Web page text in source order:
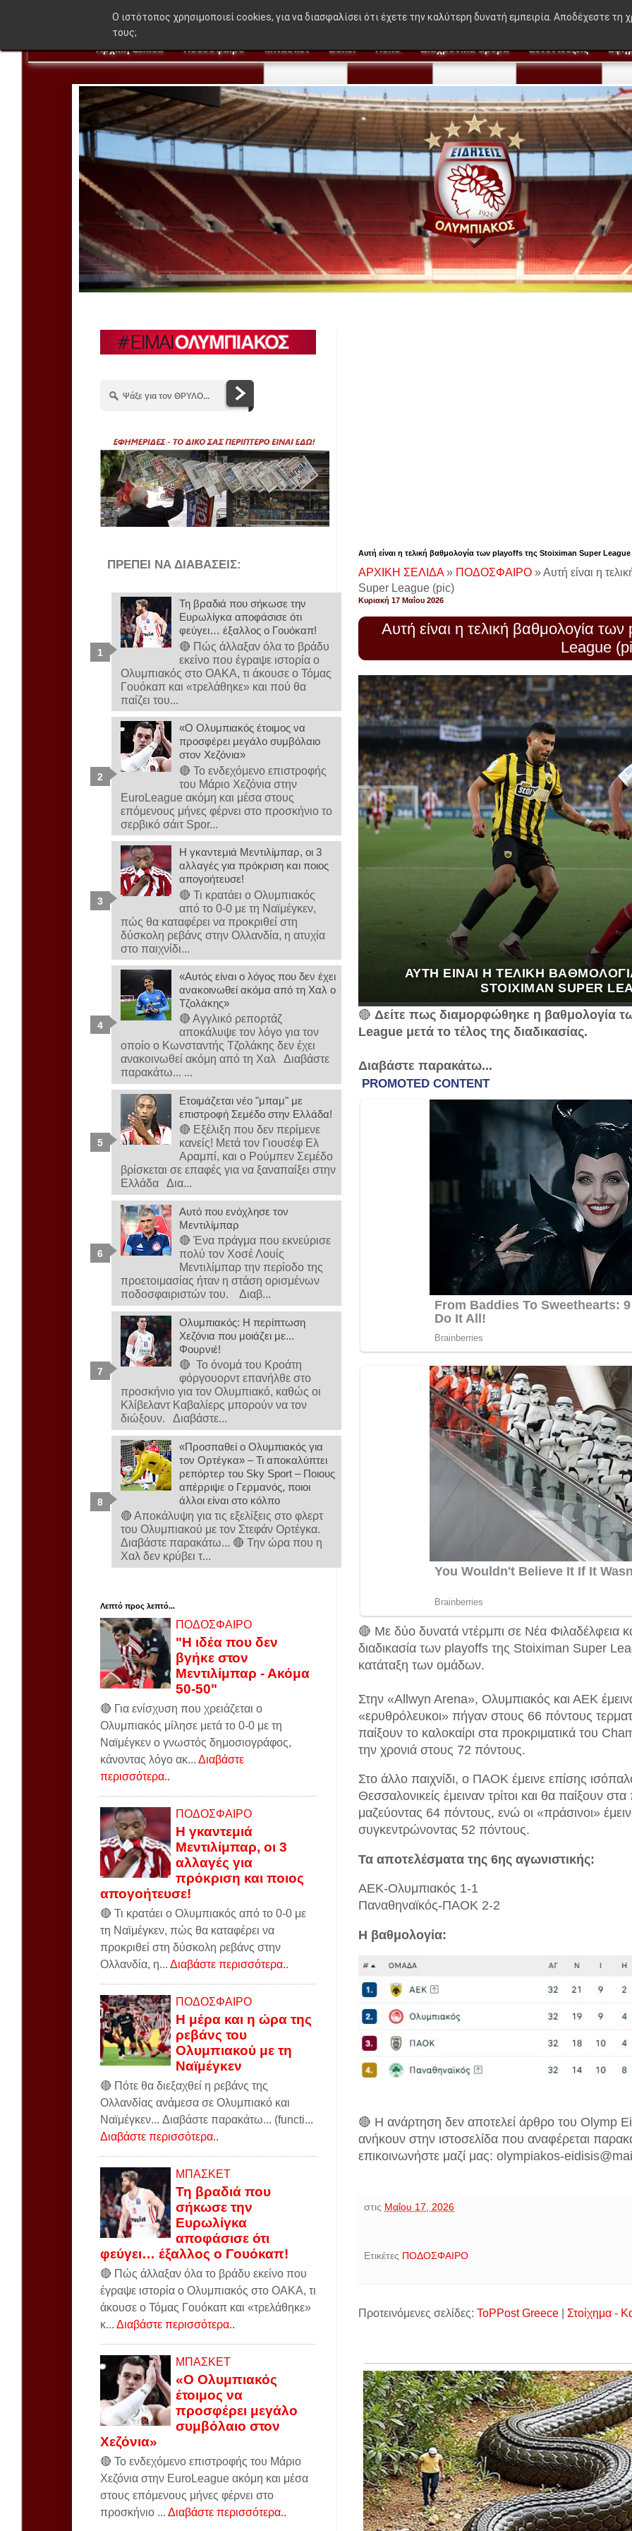
Αρχική Σελίδα Ποδόσφαιρο Μπάσκετ Βόλεϊ Πόλο Διαχρονικά άρθρα Συνεντεύξεις
🔥 BREAKING NEWS: "Η ιδέα που δεν
Αυτή είναι η τελική βαθμολογία των playoffs της Stoiximan Super
ΑΡΧΙΚΗ ΣΕΛΙΔΑ» ΠΟΔΟΣΦΑΙΡΟ »Αυτή είναι η
Super League (pic)
Κυριακή 17 Μαΐου 2026
Αυτή είναι η τελική βαθμολογία
League
ΑΥΤΉ ΕΊΝΑΙ Η ΤΕΛΙΚΉ
STOIXIMAN SUPER
🔴 Δείτε πως διαμορφώθηκε η βαθμολογία
League μετά το τέλος της διαδικασίας.
Διαβάστε παρακάτω...
🔴 Με δύο δυνατά ντέρμπι σε Νέα Φιλαδέλφεια
διαδικασία των playoffs της Stoiximan Super
κατάταξη των ομάδων.
Στην «Αllwyn Arena», Ολυμπιακός και ΑΕΚ
«ερυθρόλευκοι» πήγαν στους 66 πόντους
παίξουν το καλοκαίρι στα προκριματικά του
την χρονιά στους 72 πόντους.
Στο άλλο παιχνίδι, ο ΠΑΟΚ έμεινε επίσης
Θεσσαλονικείς έμειναν τρίτοι και θα παίξουν
μαζεύοντας 64 πόντους, ενώ οι «πράσινοι»
συγκεντρώνοντας 52 πόντους.
Τα αποτελέσματα της 6ης αγωνιστικής:
ΑΕΚ-Ολυμπιακός 1-1
Παναθηναϊκός-ΠΑΟΚ 2-2
Η βαθμολογία:
🔴 Η ανάρτηση δεν αποτελεί άρθρο του Olymp
ανήκουν στην ιστοσελίδα που αναφέρεται
επικοινωνήστε μαζί μας: olympiakos-
στις Μαΐου 17, 2026
Ετικέτες ΠΟΔΟΣΦΑΙΡΟ
Προτεινόμενες σελίδες: ToPPost Greece Στοίχημα -
ΠΡΕΠΕΙ ΝΑ ΔΙΑΒΑΣΕΙΣ:
Τη βραδιά που σήκωσε την
Ευρωλίγκα αποφάσισε ότι
φεύγει… έξαλλος ο Γουόκαπ!
🔴 Πώς άλλαξαν όλα το βράδυ
εκείνο που έγραψε ιστορία ο
Ολυμπιακός στο ΟΑΚΑ, τι άκουσε ο Τόμας
Γουόκαπ και «τρελάθηκε» και πού θα
παίζει του...
«Ο Ολυμπιακός έτοιμος να
προσφέρει μεγάλο συμβόλαιο
στον Χεζόνια»
🔴 Το ενδεχόμενο επιστροφής
του Μάριο Χεζόνια στην
EuroLeague ακόμη και μέσα στους
επόμενους μήνες φέρνει στο προσκήνιο το
σερβικό σάιτ Spor...
Η γκαντεμιά Μεντιλίμπαρ, οι 3
αλλαγές για πρόκριση και ποιος
απογοήτευσε!
🔴 Τι κρατάει ο Ολυμπιακός
από το 0-0 με τη Ναϊμέγκεν,
πώς θα καταφέρει να προκριθεί στη
δύσκολη ρεβάνς στην Ολλανδία, η ατυχία
στο παιχνίδι...
«Αυτός είναι ο λόγος που δεν έχει
ανακοινωθεί ακόμα από τη Χαλ ο
Τζολάκης»
🔴 Αγγλικό ρεπορτάζ
αποκάλυψε τον λόγο για τον
οποίο ο Κωνσταντής Τζολάκης δεν έχει
ανακοινωθεί ακόμη από τη Χαλ Διαβάστε
παρακάτω... ...
Ετοιμάζεται νέο "μπαμ" με
επιστροφή Σεμέδο στην Ελλάδα!
🔴 Εξέλιξη που δεν περίμενε
κανείς! Μετά τον Γιουσέφ Ελ
Αραμπί, και ο Ρούμπεν Σεμέδο
βρίσκεται σε επαφές για να ξαναπαίξει στην
Ελλάδα Δια...
Αυτό που ενόχλησε τον
Μεντιλίμπαρ
🔴 Ένα πράγμα που εκνεύρισε
πολύ τον Χοσέ Λουίς
Μεντιλίμπαρ την περίοδο της
προετοιμασίας ήταν η στάση ορισμένων
ποδοσφαιριστών του. Διαβ...
Ολυμπιακός: Η περίπτωση
Χεζόνια που μοιάζει με...
Φουρνιέ!
🔴 Το όνομά του Κροάτη
φόργουορντ επανήλθε στο
προσκήνιο για τον Ολυμπιακό, καθώς οι
Κλίβελαντ Καβαλίερς μπορούν να τον
διώξουν. Διαβάστε...
«Προσπαθεί ο Ολυμπιακός για
τον Ορτέγκα» – Τι αποκαλύπτει
ρεπόρτερ του Sky Sport – Ποιους
απέρριψε ο Γερμανός, ποιοι
άλλοι είναι στο κόλπο
🔴 Αποκάλυψη για τις εξελίξεις στο φλερτ
του Ολυμπιακού με τον Στεφάν Ορτέγκα.
Διαβάστε παρακάτω... 🔴 Την ώρα που η
Χαλ δεν κρύβει τ...
Λεπτό προς λεπτό...
ΠΟΔΟΣΦΑΙΡΟ
"Η ιδέα που δεν
βγήκε στον
Μεντιλίμπαρ - Ακόμα
50-50"
🔴 Για ενίσχυση που χρειάζεται ο
Ολυμπιακός μίλησε μετά το 0-0 με τη
Ναϊμέγκεν ο γνωστός δημοσιογράφος,
κάνοντας λόγο ακ... Διαβάστε
περισσότερα..
ΠΟΔΟΣΦΑΙΡΟ
Η γκαντεμιά
Μεντιλίμπαρ, οι 3
αλλαγές για
πρόκριση και ποιος
απογοήτευσε!
🔴 Τι κρατάει ο Ολυμπιακός από το 0-0 με
τη Ναϊμέγκεν, πώς θα καταφέρει να
προκριθεί στη δύσκολη ρεβάνς στην
Ολλανδία, η... Διαβάστε περισσότερα..
ΠΟΔΟΣΦΑΙΡΟ
Η μέρα και η ώρα της
ρεβάνς του
Ολυμπιακού με τη
Ναϊμέγκεν
🔴 Πότε θα διεξαχθεί η ρεβάνς της
Ολλανδίας ανάμεσα σε Ολυμπιακό και
Ναϊμέγκεν... Διαβάστε παρακάτω... (functi...
Διαβάστε περισσότερα..
ΜΠΑΣΚΕΤ
Τη βραδιά που
σήκωσε την
Ευρωλίγκα
αποφάσισε ότι
φεύγει… έξαλλος ο Γουόκαπ!
🔴 Πώς άλλαξαν όλα το βράδυ εκείνο που
έγραψε ιστορία ο Ολυμπιακός στο ΟΑΚΑ, τι
άκουσε ο Τόμας Γουόκαπ και «τρελάθηκε»
κ... Διαβάστε περισσότερα..
ΜΠΑΣΚΕΤ
«Ο Ολυμπιακός
έτοιμος να
προσφέρει μεγάλο
συμβόλαιο στον
Χεζόνια»
🔴 Το ενδεχόμενο επιστροφής του Μάριο
Χεζόνια στην EuroLeague ακόμη και μέσα
στους επόμενους μήνες φέρνει στο
προσκήνιο ... Διαβάστε περισσότερα..
O ιστότοπος χρησιμοποιεί cookies, για να διασφαλίσει ότι έχετε την καλύτερη δυνατή εμπειρία. Αποδέχεστε τη
τους;